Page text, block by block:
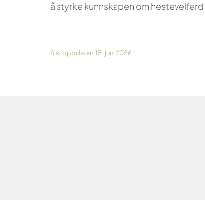
å styrke kunnskapen om
Sist oppdatert 15. juni 2026